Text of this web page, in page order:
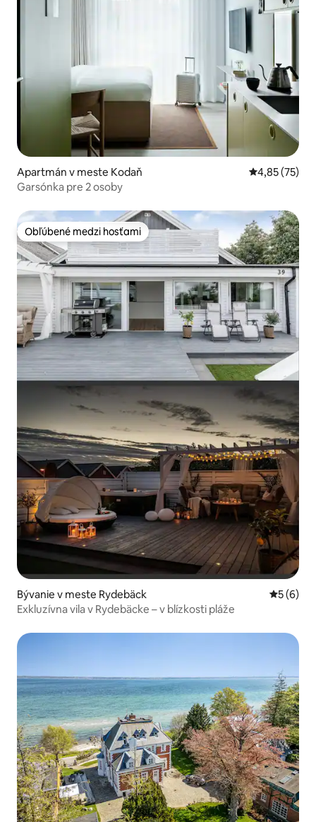
Apartmán v meste Kodaň Priemerné
4,85 (75)
Garsónka pre 2 osoby
Obľúbené medzi hosťami
Obľúbené medzi hosťami
Bývanie v meste Rydebäck
5 (6)
Exkluzívna vila v Rydebäcke – v blízkosti pláže